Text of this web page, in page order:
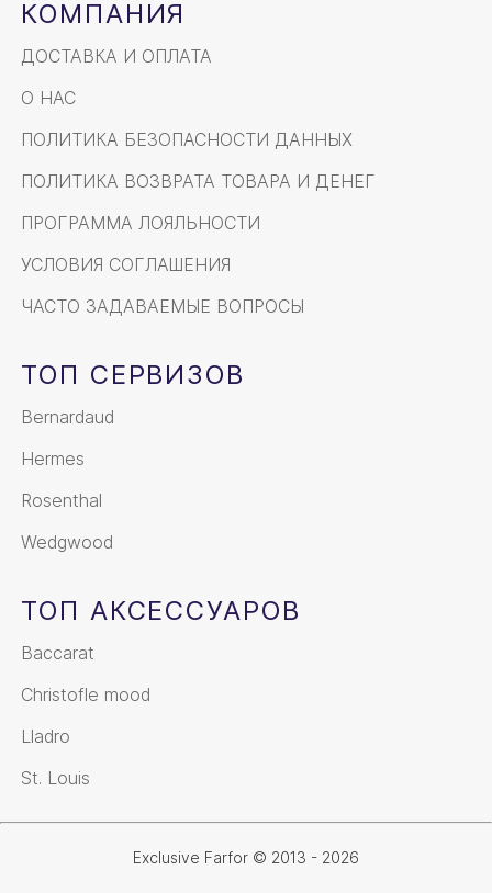
КОМПАНИЯ
ДОСТАВКА И ОПЛАТА
О НАС
ПОЛИТИКА БЕЗОПАСНОСТИ ДАННЫХ
ПОЛИТИКА ВОЗВРАТА ТОВАРА И ДЕНЕГ
ПРОГРАММА ЛОЯЛЬНОСТИ
УСЛОВИЯ СОГЛАШЕНИЯ
ЧАСТО ЗАДАВАЕМЫЕ ВОПРОСЫ
ТОП СЕРВИЗОВ
Bernardaud
Hermes
Rosenthal
Wedgwood
ТОП АКСЕССУАРОВ
Baccarat
Christofle mood
Lladro
St. Louis
Exclusive Farfor © 2013 - 2026